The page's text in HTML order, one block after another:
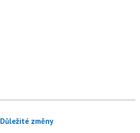
Důležité změny